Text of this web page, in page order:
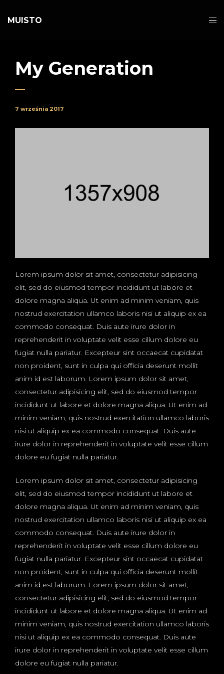
MUISTO
My Generation
7 września 2017
Lorem ipsum dolor sit amet, consectetur adipisicing
elit, sed do eiusmod tempor incididunt ut labore et
dolore magna aliqua. Ut enim ad minim veniam, quis
nostrud exercitation ullamco laboris nisi ut aliquip ex ea
commodo consequat. Duis aute irure dolor in
reprehenderit in voluptate velit esse cillum dolore eu
fugiat nulla pariatur. Excepteur sint occaecat cupidatat
non proident, sunt in culpa qui officia deserunt mollit
anim id est laborum. Lorem ipsum dolor sit amet,
consectetur adipisicing elit, sed do eiusmod tempor
incididunt ut labore et dolore magna aliqua. Ut enim ad
minim veniam, quis nostrud exercitation ullamco laboris
nisi ut aliquip ex ea commodo consequat. Duis aute
irure dolor in reprehenderit in voluptate velit esse cillum
dolore eu fugiat nulla pariatur.
Lorem ipsum dolor sit amet, consectetur adipisicing
elit, sed do eiusmod tempor incididunt ut labore et
dolore magna aliqua. Ut enim ad minim veniam, quis
nostrud exercitation ullamco laboris nisi ut aliquip ex ea
commodo consequat. Duis aute irure dolor in
reprehenderit in voluptate velit esse cillum dolore eu
fugiat nulla pariatur. Excepteur sint occaecat cupidatat
non proident, sunt in culpa qui officia deserunt mollit
anim id est laborum. Lorem ipsum dolor sit amet,
consectetur adipisicing elit, sed do eiusmod tempor
incididunt ut labore et dolore magna aliqua. Ut enim ad
minim veniam, quis nostrud exercitation ullamco laboris
nisi ut aliquip ex ea commodo consequat. Duis aute
irure dolor in reprehenderit in voluptate velit esse cillum
dolore eu fugiat nulla pariatur.